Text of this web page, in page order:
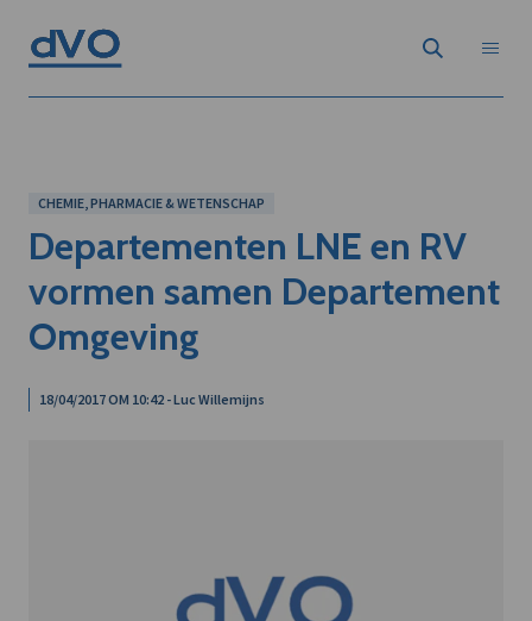
CHEMIE, PHARMACIE & WETENSCHAP
Departementen LNE en RV
vormen samen Departement
Omgeving
18/04/2017 OM 10:42 - Luc Willemijns